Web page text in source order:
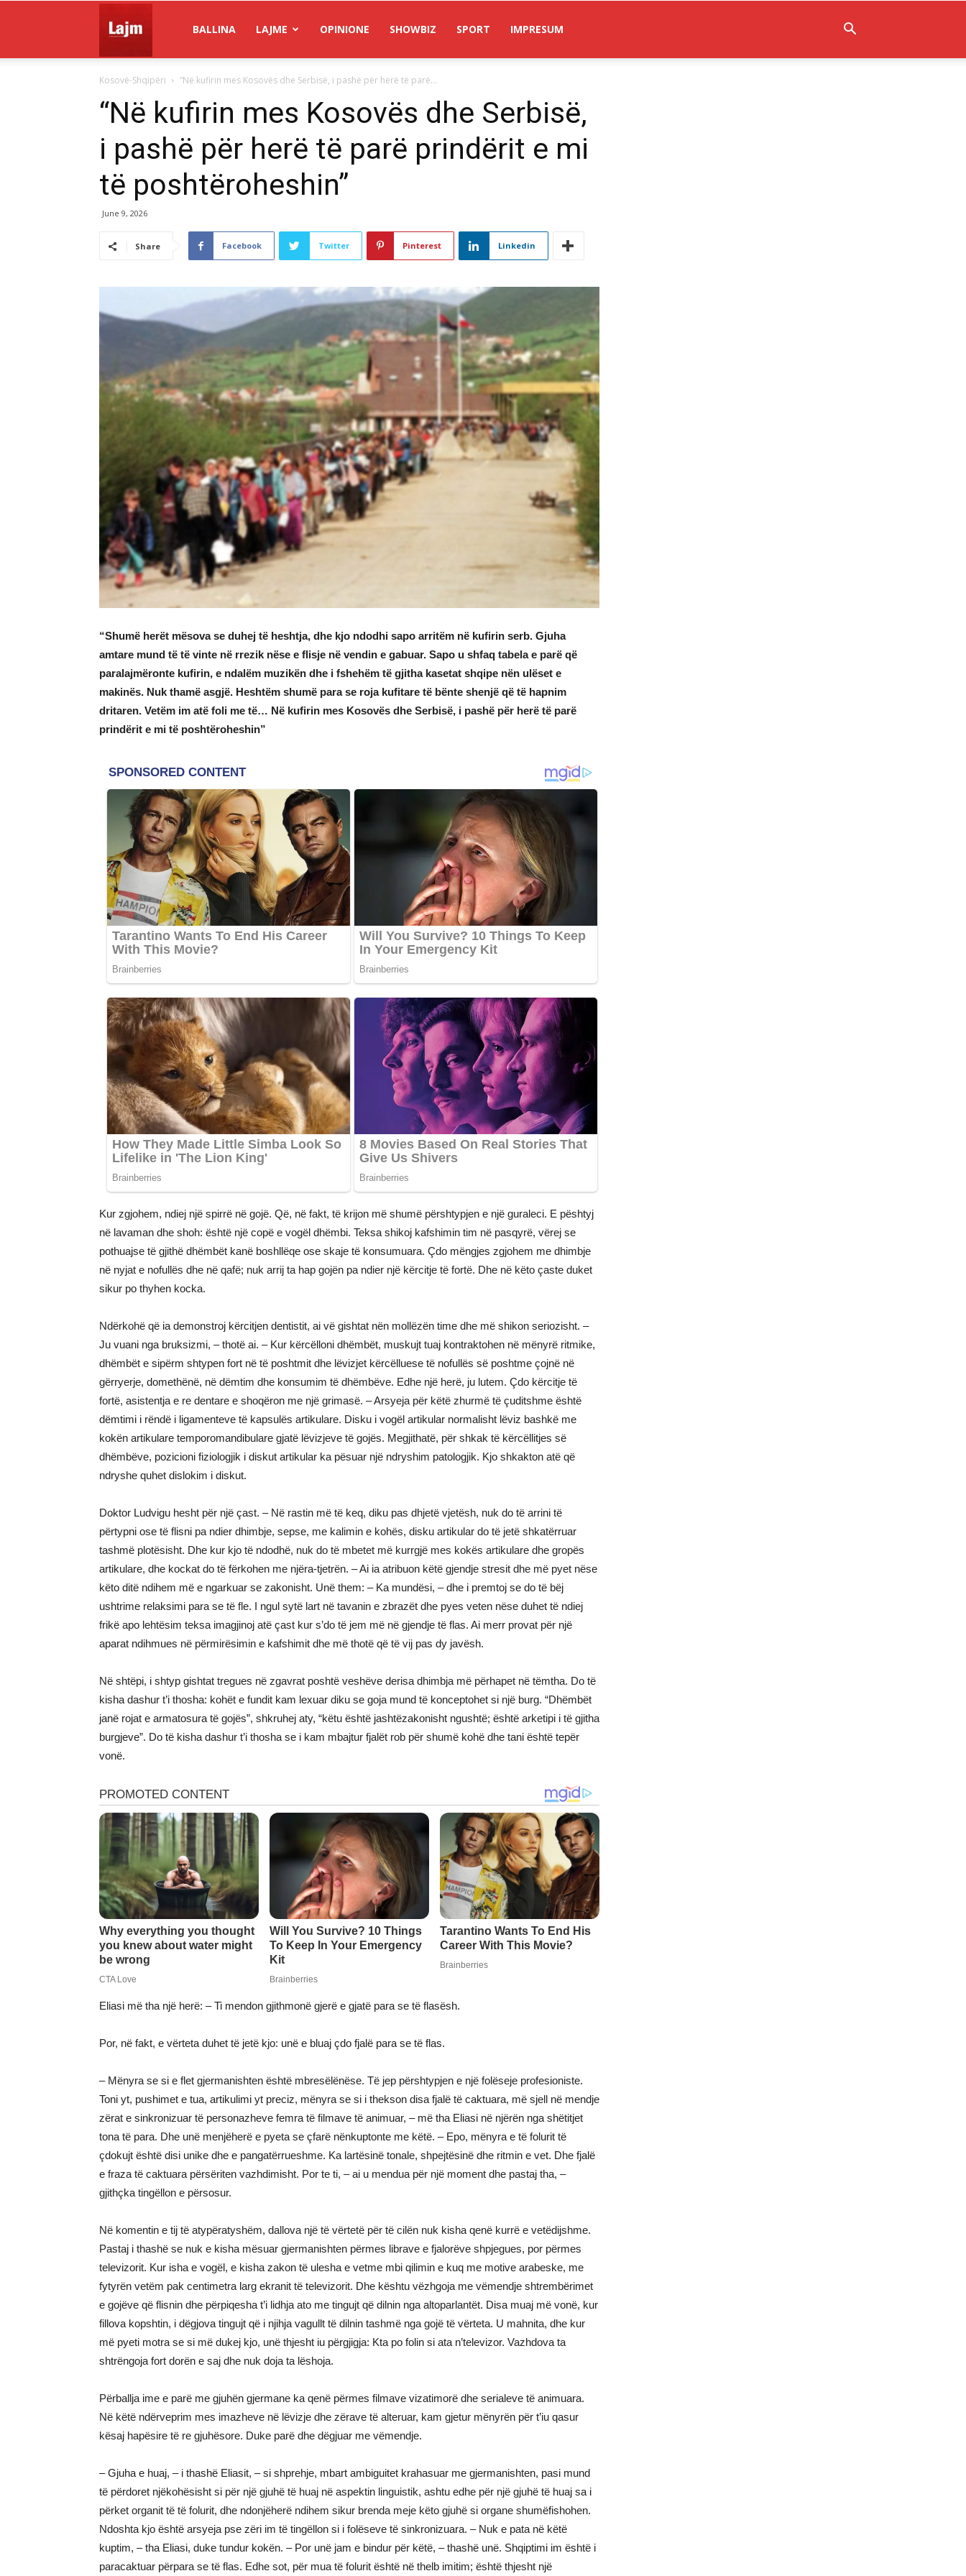
Lajm
BALLINA LAJME OPINIONE SHOWBIZ SPORT IMPRESUM
Kosovë-Shqipëri “Në kufirin mes Kosovës dhe Serbisë, i pashë për herë të parë...
“Në kufirin mes Kosovës dhe Serbisë,
i pashë për herë të parë prindërit e mi
të poshtëroheshin”
June 9, 2026
Share Facebook Twitter Pinterest Linkedin
“Shumë herët mësova se duhej të heshtja, dhe kjo ndodhi sapo arritëm në kufirin serb. Gjuha
amtare mund të të vinte në rrezik nëse e flisje në vendin e gabuar. Sapo u shfaq tabela e parë që
paralajmëronte kufirin, e ndalëm muzikën dhe i fshehëm të gjitha kasetat shqipe nën ulëset e
makinës. Nuk thamë asgjë. Heshtëm shumë para se roja kufitare të bënte shenjë që të hapnim
dritaren. Vetëm im atë foli me të… Në kufirin mes Kosovës dhe Serbisë, i pashë për herë të parë
prindërit e mi të poshtëroheshin”
Kur zgjohem, ndiej një spirrë në gojë. Që, në fakt, të krijon më shumë përshtypjen e një guraleci. E pështyj
në lavaman dhe shoh: është një copë e vogël dhëmbi. Teksa shikoj kafshimin tim në pasqyrë, vërej se
pothuajse të gjithë dhëmbët kanë boshllëqe ose skaje të konsumuara. Çdo mëngjes zgjohem me dhimbje
në nyjat e nofullës dhe në qafë; nuk arrij ta hap gojën pa ndier një kërcitje të fortë. Dhe në këto çaste duket
sikur po thyhen kocka.
Ndërkohë që ia demonstroj kërcitjen dentistit, ai vë gishtat nën mollëzën time dhe më shikon seriozisht. –
Ju vuani nga bruksizmi, – thotë ai. – Kur kërcëlloni dhëmbët, muskujt tuaj kontraktohen në mënyrë ritmike,
dhëmbët e sipërm shtypen fort në të poshtmit dhe lëvizjet kërcëlluese të nofullës së poshtme çojnë në
gërryerje, domethënë, në dëmtim dhe konsumim të dhëmbëve. Edhe një herë, ju lutem. Çdo kërcitje të
fortë, asistentja e re dentare e shoqëron me një grimasë. – Arsyeja për këtë zhurmë të çuditshme është
dëmtimi i rëndë i ligamenteve të kapsulës artikulare. Disku i vogël artikular normalisht lëviz bashkë me
kokën artikulare temporomandibulare gjatë lëvizjeve të gojës. Megjithatë, për shkak të kërcëllitjes së
dhëmbëve, pozicioni fiziologjik i diskut artikular ka pësuar një ndryshim patologjik. Kjo shkakton atë që
ndryshe quhet dislokim i diskut.
Doktor Ludvigu hesht për një çast. – Në rastin më të keq, diku pas dhjetë vjetësh, nuk do të arrini të
përtypni ose të flisni pa ndier dhimbje, sepse, me kalimin e kohës, disku artikular do të jetë shkatërruar
tashmë plotësisht. Dhe kur kjo të ndodhë, nuk do të mbetet më kurrgjë mes kokës artikulare dhe gropës
artikulare, dhe kockat do të fërkohen me njëra-tjetrën. – Ai ia atribuon këtë gjendje stresit dhe më pyet nëse
këto ditë ndihem më e ngarkuar se zakonisht. Unë them: – Ka mundësi, – dhe i premtoj se do të bëj
ushtrime relaksimi para se të fle. I ngul sytë lart në tavanin e zbrazët dhe pyes veten nëse duhet të ndiej
frikë apo lehtësim teksa imagjinoj atë çast kur s’do të jem më në gjendje të flas. Ai merr provat për një
aparat ndihmues në përmirësimin e kafshimit dhe më thotë që të vij pas dy javësh.
Në shtëpi, i shtyp gishtat tregues në zgavrat poshtë veshëve derisa dhimbja më përhapet në tëmtha. Do të
kisha dashur t’i thosha: kohët e fundit kam lexuar diku se goja mund të konceptohet si një burg. “Dhëmbët
janë rojat e armatosura të gojës”, shkruhej aty, “këtu është jashtëzakonisht ngushtë; është arketipi i të gjitha
burgjeve”. Do të kisha dashur t’i thosha se i kam mbajtur fjalët rob për shumë kohë dhe tani është tepër
vonë.
Eliasi më tha një herë: – Ti mendon gjithmonë gjerë e gjatë para se të flasësh.
Por, në fakt, e vërteta duhet të jetë kjo: unë e bluaj çdo fjalë para se të flas.
– Mënyra se si e flet gjermanishten është mbresëlënëse. Të jep përshtypjen e një folëseje profesioniste.
Toni yt, pushimet e tua, artikulimi yt preciz, mënyra se si i thekson disa fjalë të caktuara, më sjell në mendje
zërat e sinkronizuar të personazheve femra të filmave të animuar, – më tha Eliasi në njërën nga shëtitjet
tona të para. Dhe unë menjëherë e pyeta se çfarë nënkuptonte me këtë. – Epo, mënyra e të folurit të
çdokujt është disi unike dhe e pangatërrueshme. Ka lartësinë tonale, shpejtësinë dhe ritmin e vet. Dhe fjalë
e fraza të caktuara përsëriten vazhdimisht. Por te ti, – ai u mendua për një moment dhe pastaj tha, –
gjithçka tingëllon e përsosur.
Në komentin e tij të atypëratyshëm, dallova një të vërtetë për të cilën nuk kisha qenë kurrë e vetëdijshme.
Pastaj i thashë se nuk e kisha mësuar gjermanishten përmes librave e fjalorëve shpjegues, por përmes
televizorit. Kur isha e vogël, e kisha zakon të ulesha e vetme mbi qilimin e kuq me motive arabeske, me
fytyrën vetëm pak centimetra larg ekranit të televizorit. Dhe kështu vëzhgoja me vëmendje shtrembërimet
e gojëve që flisnin dhe përpiqesha t’i lidhja ato me tingujt që dilnin nga altoparlantët. Disa muaj më vonë, kur
fillova kopshtin, i dëgjova tingujt që i njihja vagullt të dilnin tashmë nga gojë të vërteta. U mahnita, dhe kur
më pyeti motra se si më dukej kjo, unë thjesht iu përgjigja: Kta po folin si ata n’televizor. Vazhdova ta
shtrëngoja fort dorën e saj dhe nuk doja ta lëshoja.
Përballja ime e parë me gjuhën gjermane ka qenë përmes filmave vizatimorë dhe serialeve të animuara.
Në këtë ndërveprim mes imazheve në lëvizje dhe zërave të alteruar, kam gjetur mënyrën për t’iu qasur
kësaj hapësire të re gjuhësore. Duke parë dhe dëgjuar me vëmendje.
– Gjuha e huaj, – i thashë Eliasit, – si shprehje, mbart ambiguitet krahasuar me gjermanishten, pasi mund
të përdoret njëkohësisht si për një gjuhë të huaj në aspektin linguistik, ashtu edhe për një gjuhë të huaj sa i
përket organit të të folurit, dhe ndonjëherë ndihem sikur brenda meje këto gjuhë si organe shumëfishohen.
Ndoshta kjo është arsyeja pse zëri im të tingëllon si i folëseve të sinkronizuara. – Nuk e pata në këtë
kuptim, – tha Eliasi, duke tundur kokën. – Por unë jam e bindur për këtë, – thashë unë. Shqiptimi im është i
paracaktuar përpara se të flas. Edhe sot, për mua të folurit është në thelb imitim; është thjesht një